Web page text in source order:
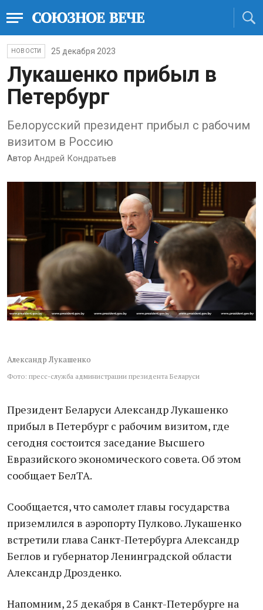
НОВОСТИ 25 декабря 2023
Лукашенко прибыл в
Петербург
Белорусский президент прибыл с рабочим
визитом в Россию
Автор Андрей Кондратьев
Александр Лукашенко
Фото: пресс-служба администрации президента Беларуси
Президент Беларуси Александр Лукашенко
прибыл в Петербург с рабочим визитом, где
сегодня состоится заседание Высшего
Евразийского экономического совета. Об этом
сообщает БелТА.
Сообщается, что самолет главы государства
приземлился в аэропорту Пулково. Лукашенко
встретили глава Санкт-Петербурга Александр
Беглов и губернатор Ленинградской области
Александр Дрозденко.
Напомним, 25 декабря в Санкт-Петербурге на